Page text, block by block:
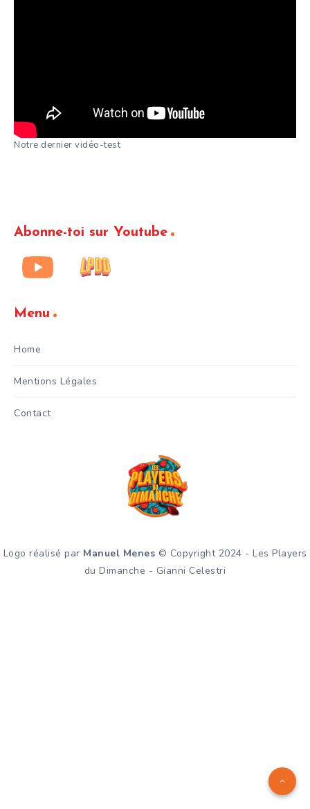
Notre dernier vidéo-test
Abonne-toi sur Youtube
Menu
Home
Mentions Légales
Contact
Logo réalisé par Manuel Menes © Copyright 2024 - Les Players
du Dimanche - Gianni Celestri